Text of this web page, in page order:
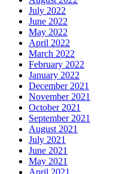
July 2022
June 2022
May 2022
April 2022
March 2022
February 2022
January 2022
December 2021
November 2021
October 2021
September 2021
August 2021
July 2021
June 2021
May 2021